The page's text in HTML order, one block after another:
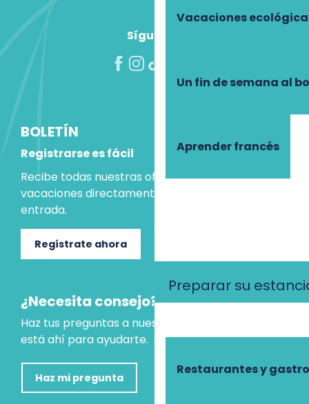
Vacaciones
Un fin de semana al
Aprender francés
Preparar su
Restaurantes y
Síguenos
BOLETÍN
Registrarse es fácil
Recibe todas nuestras ofertas e ideas para las
vacaciones directamente en tu bandeja de
entrada.
Regístrate ahora
¿Necesita consejo?
Haz tus preguntas a nuestro asistente virtual, que
está ahí para ayudarte.
Haz mi pregunta